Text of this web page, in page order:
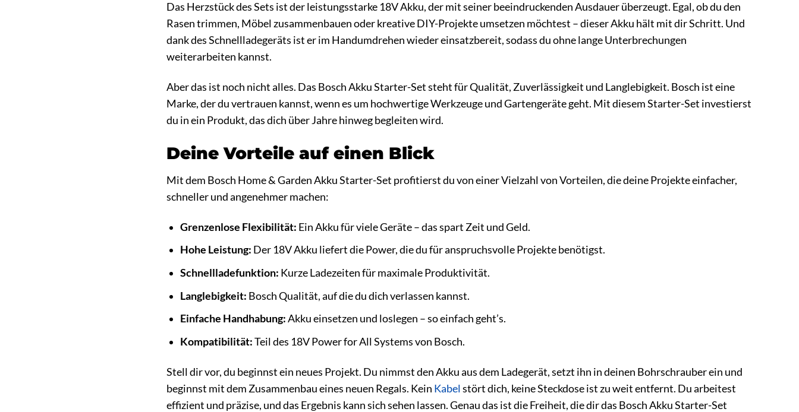
Das Herzstück des Sets ist der leistungsstarke 18V Akku, der mit seiner beeindruckenden Ausdauer überzeugt. Egal, ob du den
Rasen trimmen, Möbel zusammenbauen oder kreative DIY-Projekte umsetzen möchtest – dieser Akku hält mit dir Schritt. Und
dank des Schnellladegeräts ist er im Handumdrehen wieder einsatzbereit, sodass du ohne lange Unterbrechungen
weiterarbeiten kannst.
Aber das ist noch nicht alles. Das Bosch Akku Starter-Set steht für Qualität, Zuverlässigkeit und Langlebigkeit. Bosch ist eine
Marke, der du vertrauen kannst, wenn es um hochwertige Werkzeuge und Gartengeräte geht. Mit diesem Starter-Set investierst
du in ein Produkt, das dich über Jahre hinweg begleiten wird.
Deine Vorteile auf einen Blick
Mit dem Bosch Home & Garden Akku Starter-Set profitierst du von einer Vielzahl von Vorteilen, die deine Projekte einfacher,
schneller und angenehmer machen:
Grenzenlose Flexibilität: Ein Akku für viele Geräte – das spart Zeit und Geld.
Hohe Leistung: Der 18V Akku liefert die Power, die du für anspruchsvolle Projekte benötigst.
Schnellladefunktion: Kurze Ladezeiten für maximale Produktivität.
Langlebigkeit: Bosch Qualität, auf die du dich verlassen kannst.
Einfache Handhabung:Akku einsetzen und loslegen – so einfach geht’s.
Kompatibilität:Teil des 18V Power for All Systems von Bosch.
Stell dir vor, du beginnst ein neues Projekt. Du nimmst den Akku aus dem Ladegerät, setzt ihn in deinen Bohrschrauber ein und
beginnst mit dem Zusammenbau eines neuen Regals. Kein Kabelstört dich, keine Steckdose ist zu weit entfernt. Du arbeitest
effizient und präzise, und das Ergebnis kann sich sehen lassen. Genau das ist die Freiheit, die dir das Bosch Akku Starter-Set